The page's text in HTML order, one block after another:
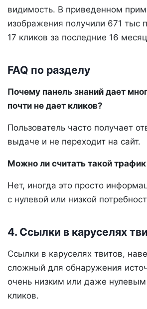
видимость. В приведенном
изображения получили 671 тыс
17 кликов за последние 16
FAQ по разделу
Почему панель знаний дает
почти не дает кликов?
Пользователь часто получает
выдаче и не переходит на сайт.
Можно ли считать такой
Нет, иногда это просто
с нулевой или низкой
4. Ссылки в каруселях
Ссылки в каруселях твитов,
сложный для обнаружения
очень низким или даже
кликов.